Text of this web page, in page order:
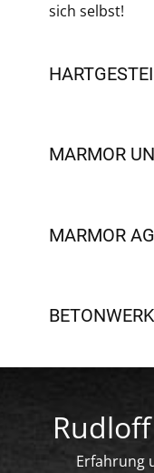
sich selbst!
MARMOR
MARMOR
Erfahrung